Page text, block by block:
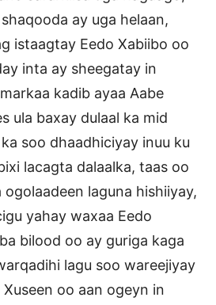
ay uga helaan,
istaagtay Eedo Xabiibo oo
inta ay sheegatay in
kadib ayaa Aabe
ula baxay dulaal ka mid
soo dhaadhiciyay inuu ku
lacagta dalaalka, taas oo
laguna hishiiyay,
yahay waxaa Eedo
bilood oo ay guriga kaga
lagu soo wareejiyay
oo aan ogeyn in